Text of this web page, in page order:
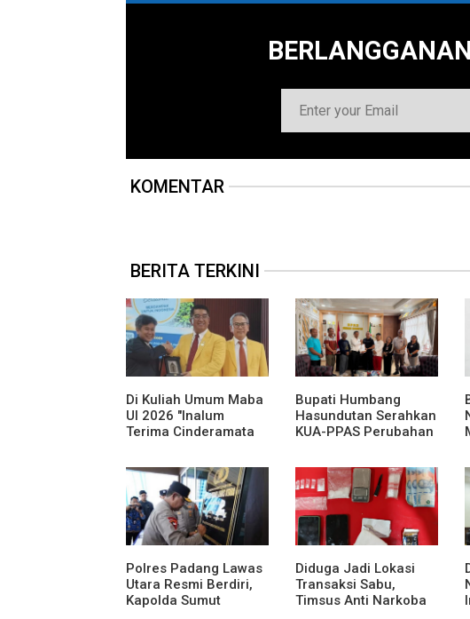
BERLANGGANAN
KOMENTAR
BERITA TERKINI
Di Kuliah Umum Maba
UI 2026 "Inalum
Terima Cinderamata
Bupati Humbang
Hasundutan Serahkan
KUA-PPAS Perubahan
Anggaran 2026.
Polres Padang Lawas
Utara Resmi Berdiri,
Kapolda Sumut
Diduga Jadi Lokasi
Transaksi Sabu,
Timsus Anti Narkoba